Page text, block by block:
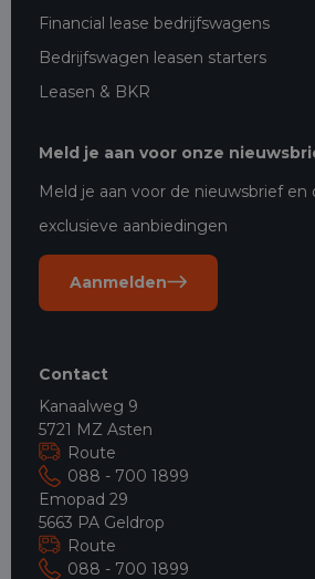
Financial lease bedrijfswagens
Bedrijfswagen leasen starters
Leasen & BKR
Meld je aan voor onze
Meld je aan voor de nieuwsbrief en
exclusieve aanbiedingen
Aanmelden
Contact
Kanaalweg 9
5721 MZ Asten
Route
088 - 700 1899
Emopad 29
5663 PA Geldrop
Route
088 - 700 1899